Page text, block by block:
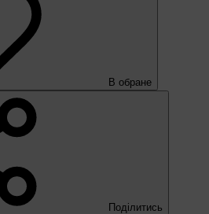
В обране
Поділитись